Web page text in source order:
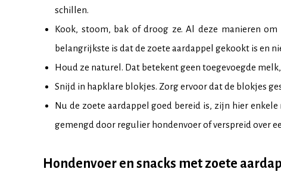
schillen.
Kook, stoom, bak of droog ze. Al deze manieren
belangrijkste is dat de zoete aardappel gekookt is en
Houd ze naturel. Dat betekent geen toegevoegde
Snijd in hapklare blokjes. Zorg ervoor dat de blokjes
Nu de zoete aardappel goed bereid is, zijn hier
gemengd door regulier hondenvoer of verspreid over
Hondenvoer en snacks met zoete